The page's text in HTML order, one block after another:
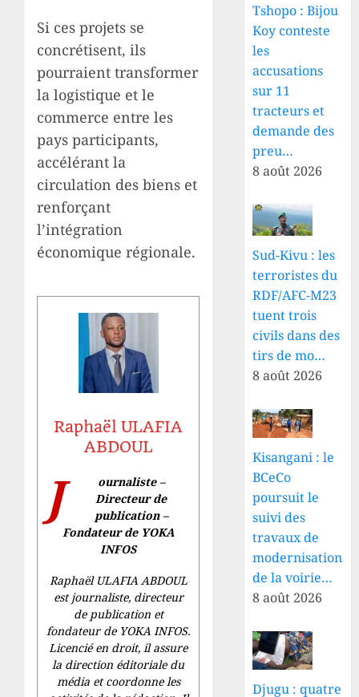
Si ces projets se
concrétisent, ils
pourraient transformer
la logistique et le
commerce entre les
pays participants,
accélérant la
circulation des biens et
renforçant
l’intégration
économique régionale.
Raphaël ULAFIA
ABDOUL
J
ournaliste –
Directeur de
publication –
Fondateur de YOKA
INFOS
Raphaël ULAFIA ABDOUL
est journaliste, directeur
de publication et
fondateur de YOKA INFOS.
Licencié en droit, il assure
la direction éditoriale du
média et coordonne les
Tshopo : Bijou
Koy conteste
les
accusations
sur 11
tracteurs et
demande des
preu…
8 août 2026
Sud-Kivu : les
terroristes du
RDF/AFC-M23
tuent trois
civils dans des
tirs de mo…
8 août 2026
Kisangani : le
BCeCo
poursuit le
suivi des
travaux de
modernisation
de la voirie…
8 août 2026
Djugu : quatre